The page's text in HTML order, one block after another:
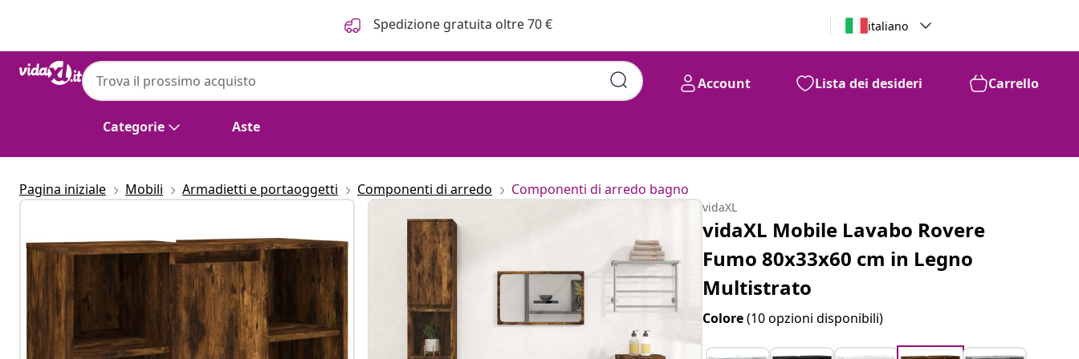
Spedizione gratuita oltre 70 € italiano
Categorie Aste
Account Lista dei desideri Carrello
Pagina iniziale Mobili Armadietti e portaoggetti Componenti di arredo Componenti di arredo bagno
vidaXL
vidaXL Mobile Lavabo Rovere
Fumo 80x33x60 cm in Legno
Multistrato
Colore(10 opzioni disponibili)